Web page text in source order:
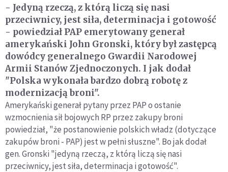
- Jedyną rzeczą, z którą liczą się nasi
przeciwnicy, jest siła, determinacja i gotowość
- powiedział PAP emerytowany generał
amerykański John Gronski, który był zastępcą
dowódcy generalnego Gwardii Narodowej
Armii Stanów Zjednoczonych. I jak dodał
"Polska wykonała bardzo dobrą robotę z
modernizacją broni".
Amerykański generał pytany przez PAP o ostanie
wzmocnienia sił bojowych RP przez zakupy broni
powiedział, "że postanowienie polskich władz (dotyczące
zakupów broni - PAP) jest w pełni słuszne". Bo jak dodał
gen. Gronski "jedyną rzeczą, z którą liczą się nasi
przeciwnicy, jest siła, determinacja i gotowość".